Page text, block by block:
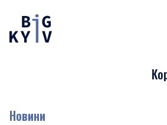
Новини